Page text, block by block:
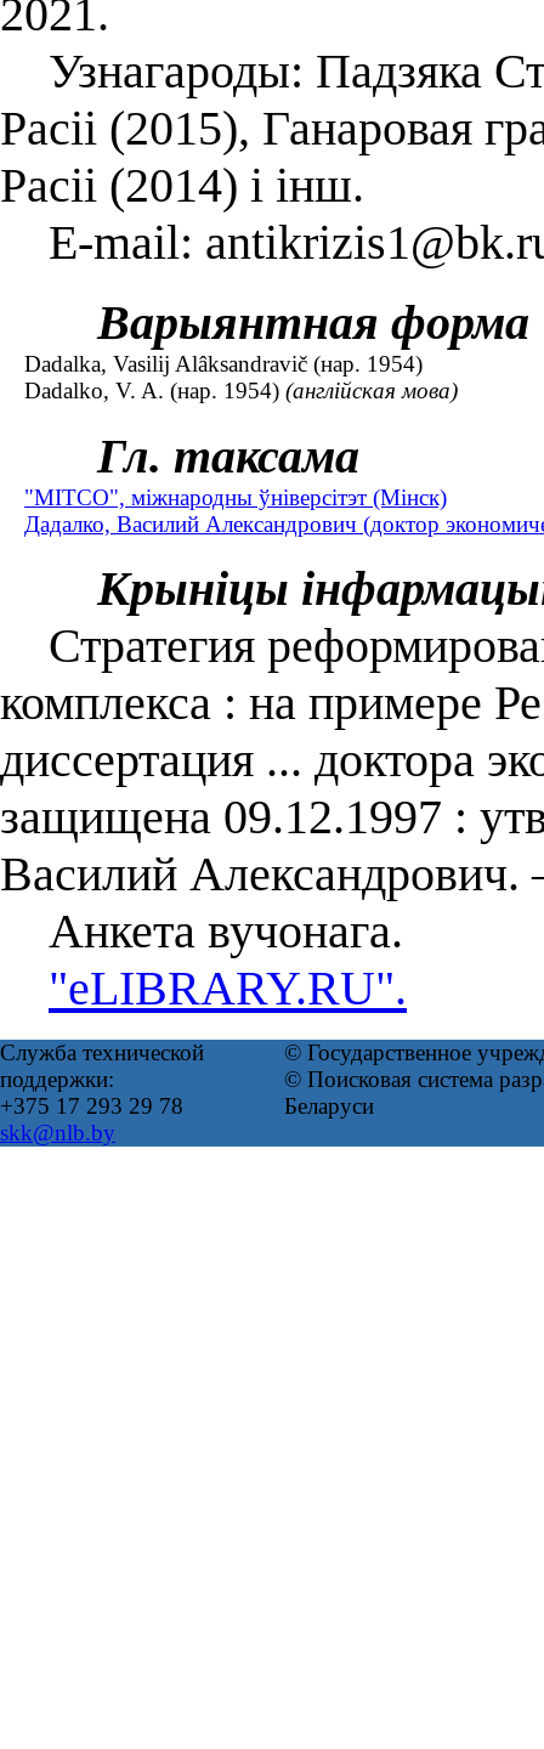
2021.
Узнагароды: Падзяка
Расіі (2015), Ганаровая
Расіі (2014) і інш.
E-mail:
Варыянтная форма
Dadalka, Vasіlіj Alâksandravіč (нар. 1954)
Dadalko, V. A. (нар. 1954) (англійская мова)
Гл. таксама
"МІТСО", міжнародны ўніверсітэт (Мінск)
Дадалко, Василий Александрович (доктор
Крыніцы
Стратегия
комплекса : на примере
диссертация ... доктора
защищена 09.12.1997 :
Василий
Анкета вучонага.
"eLIBRARY.RU".
Служба технической
поддержки:
+375 17 293 29 78
skk@nlb.by
© Государственное
© Поисковая система
Беларуси